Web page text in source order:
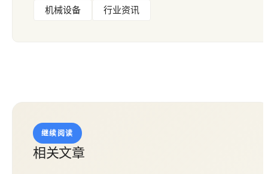
机械设备
行业资讯
继续阅读
相关文章